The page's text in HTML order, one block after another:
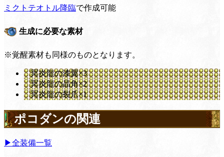
ミクトテオトル降臨で作成可能
生成に必要な素材
※覚醒素材も同様のものとなります。
冥炎龍の漆翼×3
冥炎龍の晶角×2
冥炎龍の裂爪×1
ポコダンの関連
▶全装備一覧